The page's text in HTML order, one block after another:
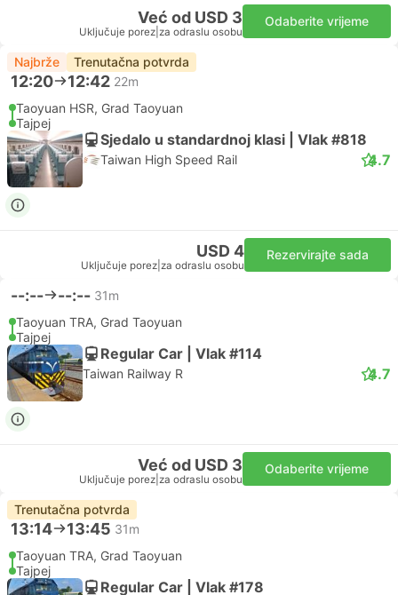
Već od USD 3
Uključuje porez za odraslu osobu
Odaberite vrijeme
Najbrže Trenutačna potvrda
12:20 12:42 22m
Taoyuan HSR, Grad Taoyuan
Tajpej
Sjedalo u standardnoj klasi | Vlak #818
Taiwan High Speed Rail 4.7
USD 4
Uključuje porez za odraslu osobu
Rezervirajte sada
--:-- --:-- 31m
Taoyuan TRA, Grad Taoyuan
Tajpej
Regular Car | Vlak #114
Taiwan Railway R 4.7
Već od USD 3
Uključuje porez za odraslu osobu
Odaberite vrijeme
Trenutačna potvrda
13:14 13:45 31m
Taoyuan TRA, Grad Taoyuan
Tajpej
Regular Car | Vlak #178